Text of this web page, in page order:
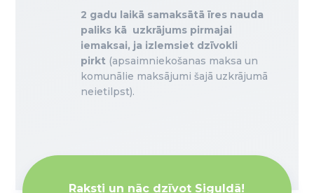
2 gadu laikā samaksātā īres nauda
paliks kā uzkrājums pirmajai
iemaksai, ja izlemsiet dzīvokli
pirkt (apsaimniekošanas maksa un
komunālie maksājumi šajā uzkrājumā
neietilpst).
Raksti un nāc dzīvot Siguldā!